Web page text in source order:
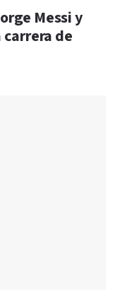
Messi y
carrera de